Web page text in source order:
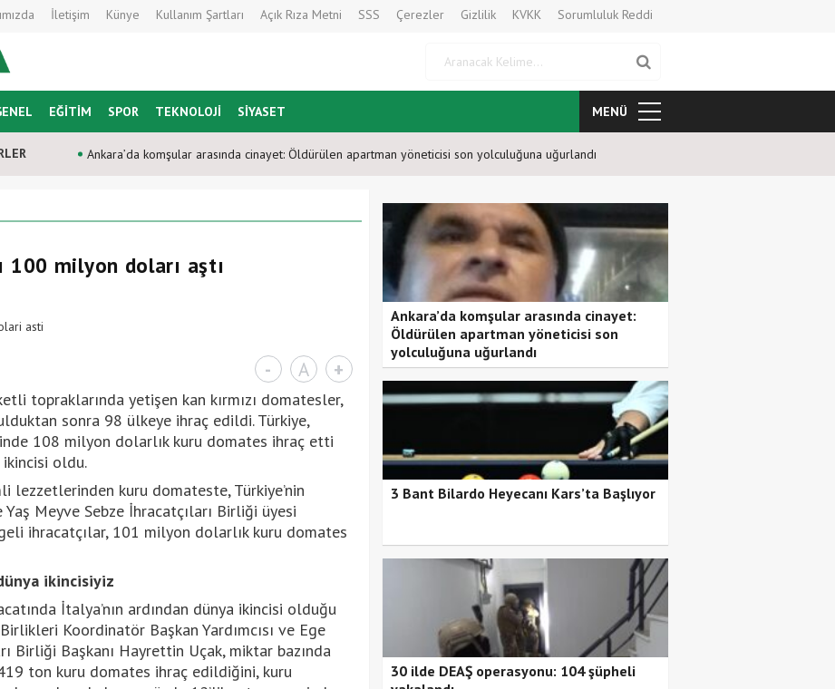
İletişim Künye Kullanım Şartları Açık Rıza Metni SSS Çerezler Gizlilik KVKK Sorumluluk Reddi
EĞİTİM SPOR TEKNOLOJİ SİYASET MENÜ
Ankara’da komşular arasında cinayet: Öldürülen apartman yöneticisi son yolculuğuna uğurlandı
100 milyon doları aştı
- A +
topraklarında yetişen kan kırmızı domatesler,
sonra 98 ülkeye ihraç edildi. Türkiye,
108 milyon dolarlık kuru domates ihraç etti
ikincisi oldu.
lezzetlerinden kuru domateste, Türkiye’nin
Yaş Meyve Sebze İhracatçıları Birliği üyesi
ihracatçılar, 101 milyon dolarlık kuru domates
ikincisiyiz
İtalya’nın ardından dünya ikincisi olduğu
Koordinatör Başkan Yardımcısı ve Ege
Birliği Başkanı Hayrettin Uçak, miktar bazında
ton kuru domates ihraç edildiğini, kuru
Ankara’da komşular arasında cinayet:
Öldürülen apartman yöneticisi son
yolculuğuna uğurlandı
3 Bant Bilardo Heyecanı Kars’ta Başlıyor
30 ilde DEAŞ operasyonu: 104 şüpheli